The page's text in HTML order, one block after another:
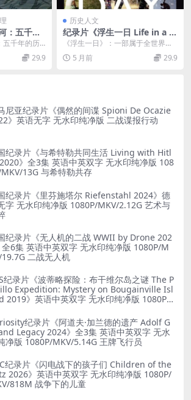
：五千年
Years of H
英语中英
1080P/M
五千年的历
29.9
历史人文
纪录片《浮生一日 Life in a D
ay》英语中字 1080P/MKV/7.
92G 高清百度网盘下载
《浮生一日》：一部属于全世界的
“时间胶囊” 2010年，由雷德利·斯科
特监制、凯...
5 月前 29.9
尼亚纪录片《偶然的间谍 Spioni De Ocazie
》英语无字 无水印纯净版 二战谍报行动
纪录片《与希特勒共同生活 Living with Hitl
》全3集 英语中英双字 无水印纯净版 108
13G 与希特勒共存
纪录片《里芬施塔尔 Riefenstahl 2024》德
字 无水印纯净版 1080P/MKV/2.12G 艺术与
纪录片《无人机的二战 WWII by Drone 202
全6集 英语中英双字 无水印纯净版 1080P/M
19.7G 二战无人机
纪录片《波蒂略探险：布干维尔岛之谜 The P
Expedition: Mystery on Bougainville Isl
2019》英语中英双字 无水印纯净版 1080P/
纪录片《阿道夫·加兰德的遗产 Adolf G
Legacy 2024》全3集 英语中英双字 无水
净版 1080P/MKV/5.14G 王牌飞行员
纪录片《闪电战下的孩子们 Children of the
2026》英语中英双字 无水印纯净版 1080P/
818M 战争下的儿童